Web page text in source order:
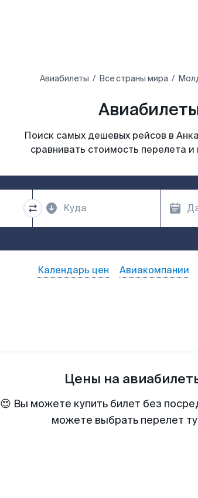
Авиабилеты Все страны мира
Поиск самых дешевых рейсов в
сравнивать стоимость перелета
Календарь цен Авиакомпании
Цены на
😍 Вы можете купить билет без
можете выбрать перелет